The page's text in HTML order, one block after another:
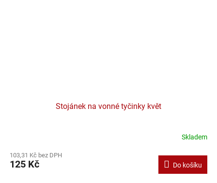
Stojánek na vonné tyčinky květ
Skladem
103,31 Kč bez DPH
125 Kč Do košíku